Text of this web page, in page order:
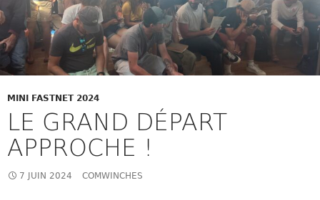
MINI FASTNET 2024
LE GRAND DÉPART
APPROCHE !
7 JUIN 2024 COMWINCHES